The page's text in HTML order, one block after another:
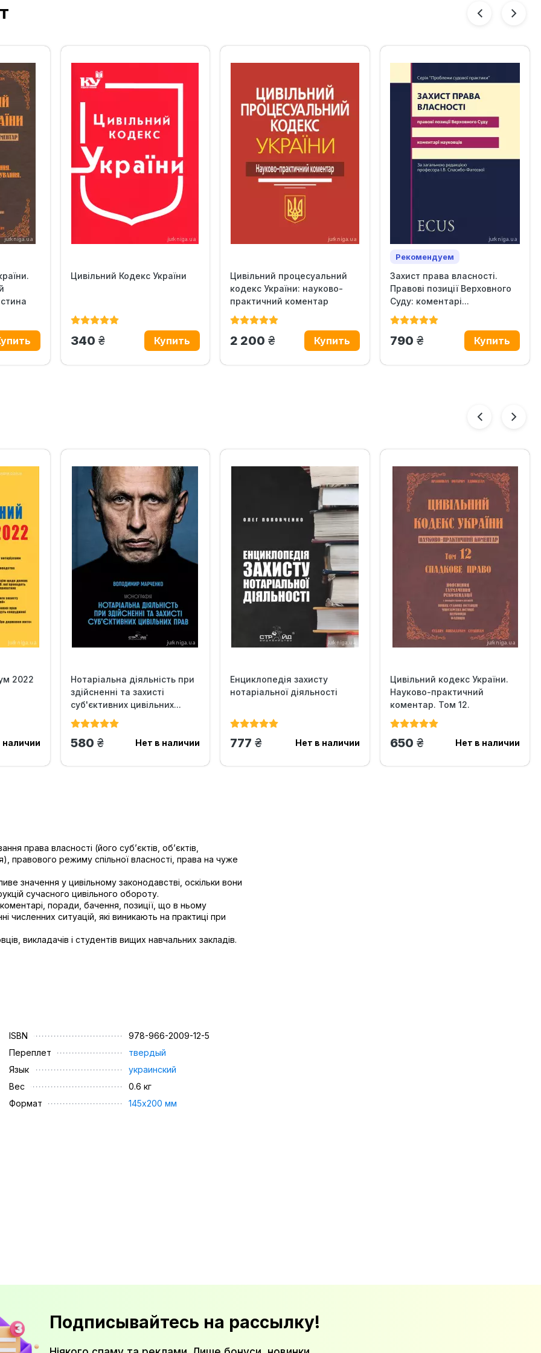
Цивільний Кодекс України
340 грн.
Цивільний процесуальний
кодекс України: науково-
практичний коментар
2 200 грн.
Рекомендуем
Эксклюзив
Захист права власності.
Правові позиції Верховного
Суду: коментарі...
790 грн.
2022
наличии
Нотаріальна діяльність при
здійсненні та захисті
суб'єктивних цивільних...
580 грн. Нет в наличии
Енциклопедія захисту
нотаріальної діяльності
777 грн. Нет в наличии
Цивільний кодекс України.
Науково-практичний
коментар. Том 12.
Спадкове...
650 грн. Нет в наличии
права власності (його суб’єктів, об’єктів,
правового режиму спільної власності, права на чуже
значення у цивільному законодавстві, оскільки вони
сучасного цивільного обороту.
поради, бачення, позиції, що в ньому
численних ситуацій, які виникають на практиці при
викладачів і студентів вищих навчальних закладів.
ISBN
978-966-2009-12-5
Переплет
твердый
Язык
украинский
Вес
0.6 кг
Формат
145х200 мм
Подписывайтесь на рассылку!